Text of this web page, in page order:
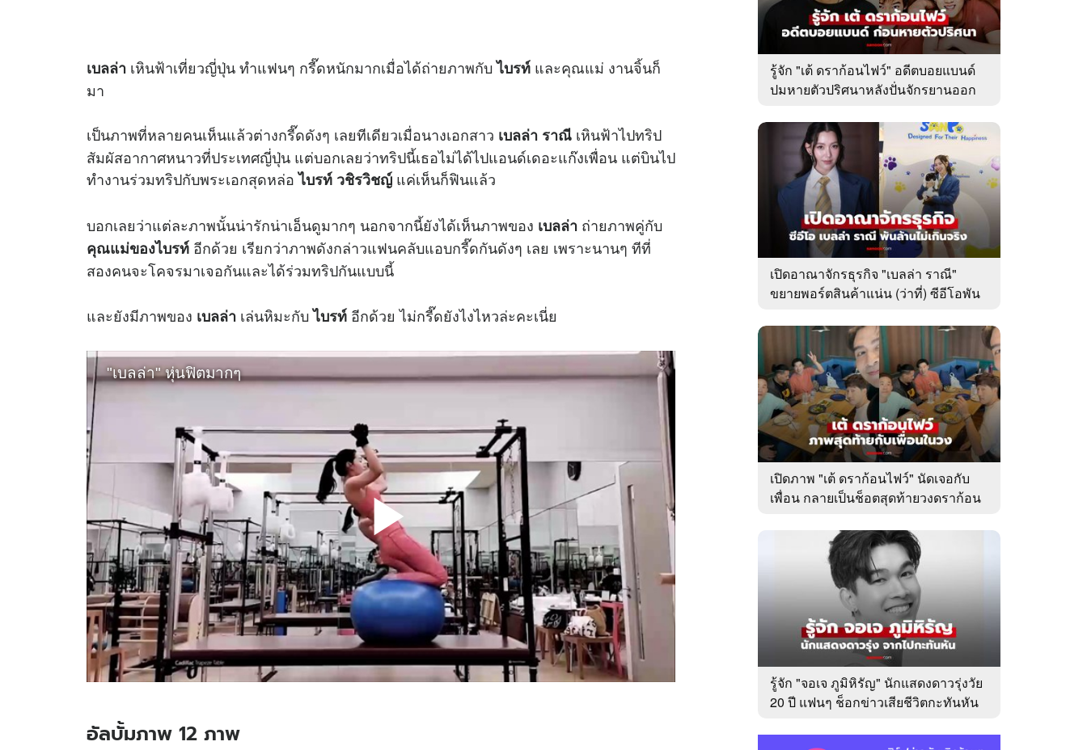
เบลล่า เหินฟ้าเที่ยวญี่ปุ่น ทำแฟนๆ กรี๊ดหนักมากเมื่อได้ถ่ายภาพกับไบรท์ และคุณแม่ งานจิ้นก็
มา
เป็นภาพที่หลายคนเห็นแล้วต่างกรี๊ดดังๆ เลยทีเดียวเมื่อนางเอกสาว เบลล่า ราณี เหินฟ้าไปทริป
สัมผัสอากาศหนาวที่ประเทศญี่ปุ่น แต่บอกเลยว่าทริปนี้เธอไม่ได้ไปแอนด์เดอะแก๊งเพื่อน แต่บินไป
ทำงานร่วมทริปกับพระเอกสุดหล่อไบรท์ วชิรวิชญ์ แค่เห็นก็ฟินแล้ว
บอกเลยว่าแต่ละภาพนั้นน่ารักน่าเอ็นดูมากๆ นอกจากนี้ยังได้เห็นภาพของ เบลล่า ถ่ายภาพคู่กับ
คุณแม่ของไบรท์ อีกด้วย เรียกว่าภาพดังกล่าวแฟนคลับแอบกรี๊ดกันดังๆ เลย เพราะนานๆ ทีที่
สองคนจะโคจรมาเจอกันและได้ร่วมทริปกันแบบนี้
และยังมีภาพของ เบลล่า เล่นหิมะกับไบรท์ อีกด้วย ไม่กรี๊ดยังไงไหวล่ะคะเนี่ย
อัลบั้มภาพ 12 ภาพ
รู้จัก "เต้ ดราก้อนไฟว์" อดีตบอยแบนด์
ปมหายตัวปริศนาหลังปั่นจักรยานออก
เปิดอาณาจักรธุรกิจ "เบลล่า ราณี"
ขยายพอร์ตสินค้าแน่น (ว่าที่) ซีอีโอพัน
เปิดภาพ "เต้ ดราก้อนไฟว์" นัดเจอกับ
เพื่อน กลายเป็นช็อตสุดท้ายวงดราก้อน
รู้จัก "จอเจ ภูมิหิรัญ" นักแสดงดาวรุ่งวัย
20 ปี แฟนๆ ช็อกข่าวเสียชีวิตกะทันหัน